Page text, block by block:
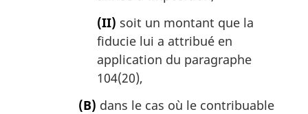
(II) soit un montant que la
fiducie lui a attribué en
application du paragraphe
104(20),
(B) dans le cas où le contribuable